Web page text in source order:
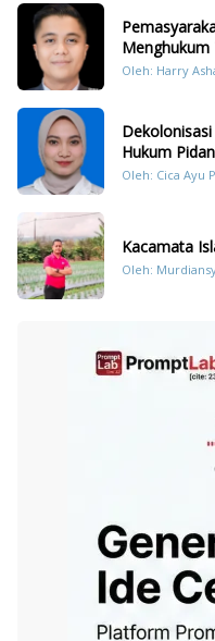
Menghukum
Oleh: Harry
Hukum
Oleh: Cica Ayu
Kacamata
Oleh: